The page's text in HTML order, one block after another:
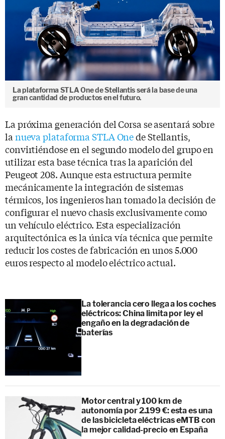
La plataforma STLA One de Stellantis será la base de una
gran cantidad de productos en el futuro.
La próxima generación del Corsa se asentará sobre
la nueva plataforma STLA Onede Stellantis,
convirtiéndose en el segundo modelo del grupo en
utilizar esta base técnica tras la aparición del
Peugeot 208. Aunque esta estructura permite
mecánicamente la integración de sistemas
térmicos, los ingenieros han tomado la decisión de
configurar el nuevo chasis exclusivamente como
un vehículo eléctrico. Esta especialización
arquitectónica es la única vía técnica que permite
reducir los costes de fabricación en unos 5.000
euros respecto al modelo eléctrico actual.
La tolerancia cero llega a los coches
eléctricos: China limita por ley el
engaño en la degradación de
baterías
Motor central y 100 km de
autonomía por 2.199 €: esta es una
de las bicicleta eléctricas eMTB con
la mejor calidad-precio en España